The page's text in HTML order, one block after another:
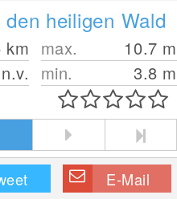
heiligen Wald
km
n.v.
max. 10.7 m
min.
3.8 m
E-Mail